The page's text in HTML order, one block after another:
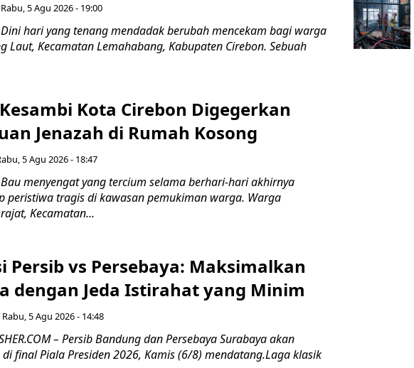
Rabu, 5 Agu 2026 - 19:00
hari yang tenang mendadak berubah mencekam bagi warga
Laut, Kecamatan Lemahabang, Kabupaten Cirebon. Sebuah
Kota Cirebon Digegerkan
Jenazah di Rumah Kosong
5 Agu 2026 - 18:47
menyengat yang tercium selama berhari-hari akhirnya
peristiwa tragis di kawasan pemukiman warga. Warga
Kecamatan...
Persib vs Persebaya: Maksimalkan
dengan Jeda Istirahat yang Minim
Rabu, 5 Agu 2026 - 14:48
– Persib Bandung dan Persebaya Surabaya akan
final Piala Presiden 2026, Kamis (6/8) mendatang.Laga klasik